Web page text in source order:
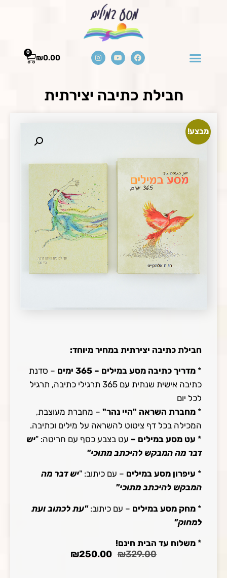
₪0.00
0
חבילת כתיבה יצירתית
חבילת כתיבה יצירתית במחיר מיוחד:
* מדריך כתיבה מסע במילים – 365 ימים
– סדנת
כתיבה אישית שנתית עם 365 תרגילי כתיבה, תרגיל
לכל יום
* מחברת השראה "היי נהר" – מחברת מעוצבת,
המכילה בכל דף ציטוט להשראה על מילים וכתיבה.
* עט מסע במילים – עט בצבע כסף עם חריטה: "יש
דבר מה המבקש להיכתב מתוכי"
* עיפרון מסע במילים – עם כיתוב: "יש דבר מה
המבקש להיכתב מתוכי"
* מחק מסע במילים – עם כיתוב:"עת לכתוב ועת
למחוק"
* משלוח עד הבית חינם!
₪329.00
₪250.00
מבצע!